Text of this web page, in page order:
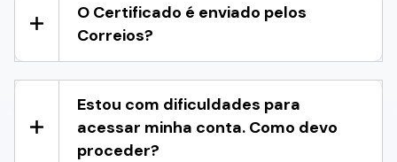
O Certificado é enviado pelos
Correios?
Estou com dificuldades para
acessar minha conta. Como devo
proceder?